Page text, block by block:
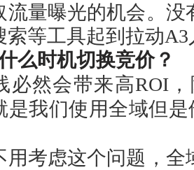
量曝光的机会。 没
索等工具起到拉动
么时机切换竞价？
必然会带来高ROI
是我们使用全域但
用考虑这个问题， 全